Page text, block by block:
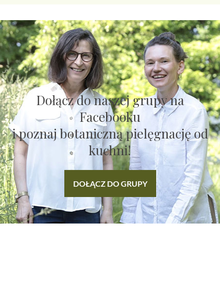
Dołącz do naszej grupy na
Facebooku
i poznaj botaniczną pielęgnację od
kuchni!
DOŁĄCZ DO GRUPY